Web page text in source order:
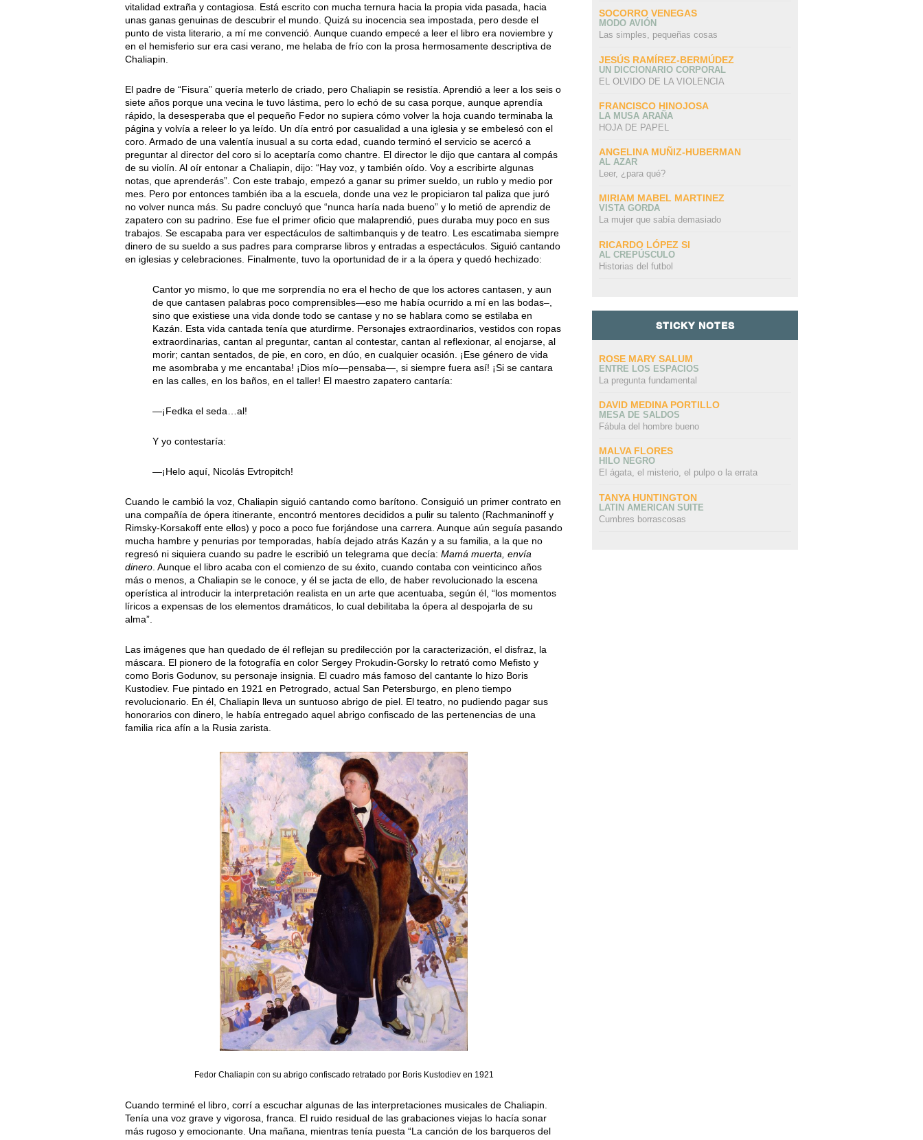
vitalidad extraña y contagiosa. Está escrito con mucha ternura hacia la propia vida pasada, hacia
unas ganas genuinas de descubrir el mundo. Quizá su inocencia sea impostada, pero desde el
punto de vista literario, a mí me convenció. Aunque cuando empecé a leer el libro era noviembre y
en el hemisferio sur era casi verano, me helaba de frío con la prosa hermosamente descriptiva de
Chaliapin.
El padre de “Fisura” quería meterlo de criado, pero Chaliapin se resistía. Aprendió a leer a los seis o
siete años porque una vecina le tuvo lástima, pero lo echó de su casa porque, aunque aprendía
rápido, la desesperaba que el pequeño Fedor no supiera cómo volver la hoja cuando terminaba la
página y volvía a releer lo ya leído. Un día entró por casualidad a una iglesia y se embelesó con el
coro. Armado de una valentía inusual a su corta edad, cuando terminó el servicio se acercó a
preguntar al director del coro si lo aceptaría como chantre. El director le dijo que cantara al compás
de su violín. Al oír entonar a Chaliapin, dijo: “Hay voz, y también oído. Voy a escribirte algunas
notas, que aprenderás”. Con este trabajo, empezó a ganar su primer sueldo, un rublo y medio por
mes. Pero por entonces también iba a la escuela, donde una vez le propiciaron tal paliza que juró
no volver nunca más. Su padre concluyó que “nunca haría nada bueno” y lo metió de aprendiz de
zapatero con su padrino. Ese fue el primer oficio que malaprendió, pues duraba muy poco en sus
trabajos. Se escapaba para ver espectáculos de saltimbanquis y de teatro. Les escatimaba siempre
dinero de su sueldo a sus padres para comprarse libros y entradas a espectáculos. Siguió cantando
en iglesias y celebraciones. Finalmente, tuvo la oportunidad de ir a la ópera y quedó hechizado:
Cantor yo mismo, lo que me sorprendía no era el hecho de que los actores cantasen, y aun
de que cantasen palabras poco comprensibles—eso me había ocurrido a mí en las bodas–,
sino que existiese una vida donde todo se cantase y no se hablara como se estilaba en
Kazán. Esta vida cantada tenía que aturdirme. Personajes extraordinarios, vestidos con ropas
extraordinarias, cantan al preguntar, cantan al contestar, cantan al reflexionar, al enojarse, al
morir; cantan sentados, de pie, en coro, en dúo, en cualquier ocasión. ¡Ese género de vida
me asombraba y me encantaba! ¡Dios mío—pensaba—, si siempre fuera así! ¡Si se cantara
en las calles, en los baños, en el taller! El maestro zapatero cantaría:
—¡Fedka el seda…al!
Y yo contestaría:
—¡Helo aquí, Nicolás Evtropitch!
Cuando le cambió la voz, Chaliapin siguió cantando como barítono. Consiguió un primer contrato en
una compañía de ópera itinerante, encontró mentores decididos a pulir su talento (Rachmaninoff y
Rimsky-Korsakoff ente ellos) y poco a poco fue forjándose una carrera. Aunque aún seguía pasando
mucha hambre y penurias por temporadas, había dejado atrás Kazán y a su familia, a la que no
regresó ni siquiera cuando su padre le escribió un telegrama que decía: Mamá muerta, envía
dinero . Aunque el libro acaba con el comienzo de su éxito, cuando contaba con veinticinco años
más o menos, a Chaliapin se le conoce, y él se jacta de ello, de haber revolucionado la escena
operística al introducir la interpretación realista en un arte que acentuaba, según él, “los momentos
líricos a expensas de los elementos dramáticos, lo cual debilitaba la ópera al despojarla de su
alma”.
Las imágenes que han quedado de él reflejan su predilección por la caracterización, el disfraz, la
máscara. El pionero de la fotografía en color Sergey Prokudin-Gorsky lo retrató como Mefisto y
como Boris Godunov, su personaje insignia. El cuadro más famoso del cantante lo hizo Boris
Kustodiev. Fue pintado en 1921 en Petrogrado, actual San Petersburgo, en pleno tiempo
revolucionario. En él, Chaliapin lleva un suntuoso abrigo de piel. El teatro, no pudiendo pagar sus
honorarios con dinero, le había entregado aquel abrigo confiscado de las pertenencias de una
familia rica afín a la Rusia zarista.
Fedor Chaliapin con su abrigo confiscado retratado por Boris Kustodiev en 1921
Cuando terminé el libro, corrí a escuchar algunas de las interpretaciones musicales de Chaliapin.
Tenía una voz grave y vigorosa, franca. El ruido residual de las grabaciones viejas lo hacía sonar
más rugoso y emocionante. Una mañana, mientras tenía puesta “La canción de los barqueros del
SOCORRO VENEGAS
MODO AVIÓN
Las simples, pequeñas cosas
JESÚS RAMÍREZ-BERMÚDEZ
UN DICCIONARIO CORPORAL
EL OLVIDO DE LA VIOLENCIA
FRANCISCO HINOJOSA
LA MUSA ARAÑA
HOJA DE PAPEL
ANGELINA MUÑIZ-HUBERMAN
AL AZAR
Leer, ¿para qué?
MIRIAM MABEL MARTINEZ
VISTA GORDA
La mujer que sabía demasiado
RICARDO LÓPEZ SI
AL CREPÚSCULO
Historias del futbol
STICKY NOTES
ROSE MARY SALUM
ENTRE LOS ESPACIOS
La pregunta fundamental
DAVID MEDINA PORTILLO
MESA DE SALDOS
Fábula del hombre bueno
MALVA FLORES
HILO NEGRO
El ágata, el misterio, el pulpo o la errata
TANYA HUNTINGTON
LATIN AMERICAN SUITE
Cumbres borrascosas